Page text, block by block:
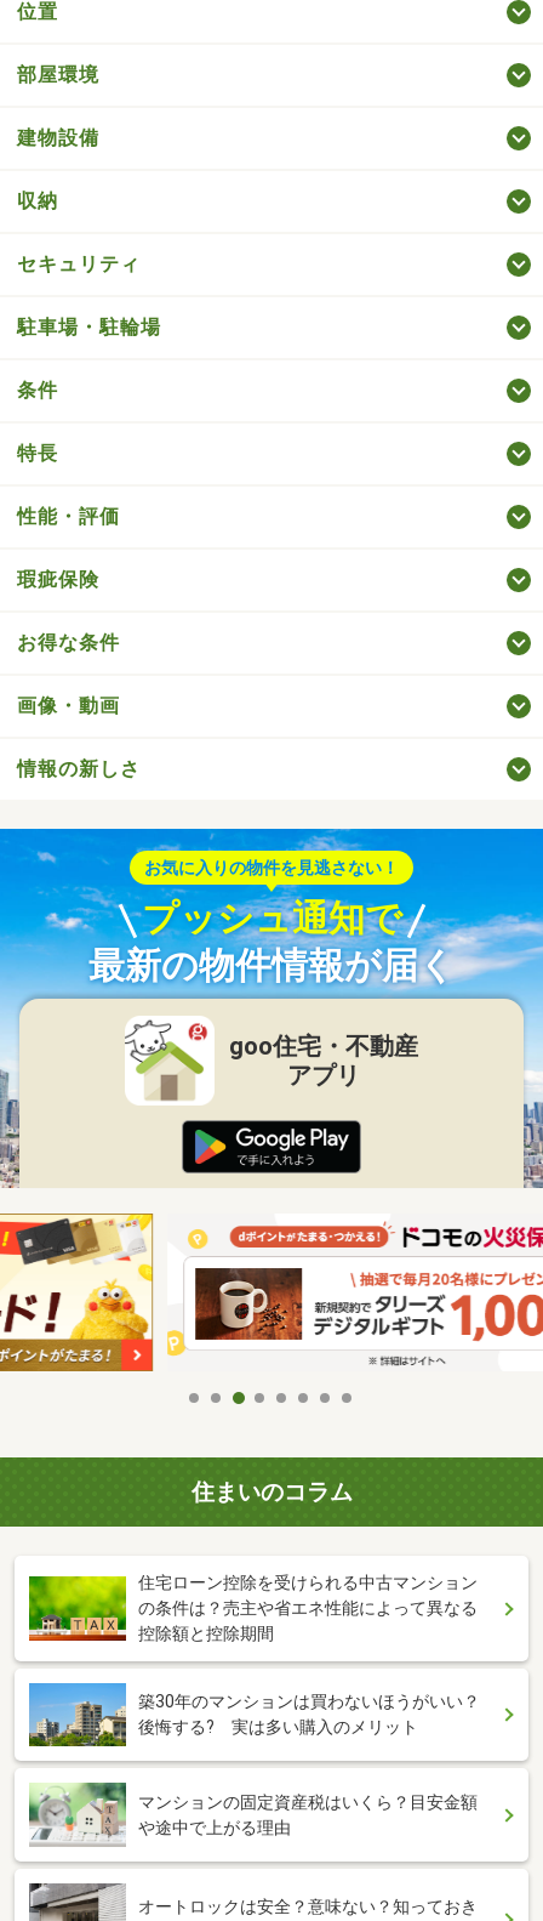
位置
部屋環境
建物設備
収納
セキュリティ
駐車場・駐輪場
条件
特長
性能・評価
瑕疵保険
お得な条件
画像・動画
情報の新しさ
お気に入りの物件を見逃さない！
プッシュ通知で
最新の物件情報が届く
goo住宅・不動産
アプリ
住まいのコラム
住宅ローン控除を受けられる中古マンション
の条件は？売主や省エネ性能によって異なる
控除額と控除期間
築30年のマンションは買わないほうがいい？
後悔する? 実は多い購入のメリット
マンションの固定資産税はいくら？目安金額
や途中で上がる理由
オートロックは安全？意味ない？知っておき